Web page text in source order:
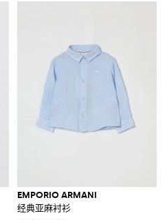
EMPORIO ARMANI
经典亚麻衬衫